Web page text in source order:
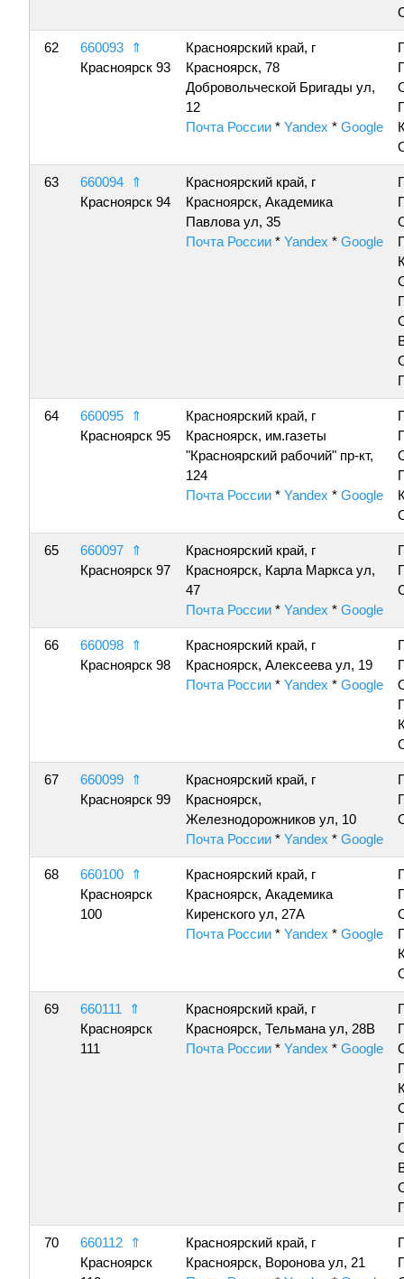
62 660093
⇑
Красноярск 93
Красноярский край, г
Красноярск, 78
Добровольческой Бригады ул,
12
Почта России * Yandex * Google
63 660094
⇑
Красноярск 94
Красноярский край, г
Красноярск, Академика
Павлова ул, 35
Почта России * Yandex * Google
64 660095
⇑
Красноярск 95
Красноярский край, г
Красноярск, им.газеты
"Красноярский рабочий" пр-кт,
124
Почта России * Yandex * Google
65 660097
⇑
Красноярск 97
Красноярский край, г
Красноярск, Карла Маркса ул,
47
Почта России * Yandex * Google
66 660098
⇑
Красноярск 98
Красноярский край, г
Красноярск, Алексеева ул, 19
Почта России * Yandex * Google
67 660099
⇑
Красноярск 99
Красноярский край, г
Красноярск,
Железнодорожников ул, 10
Почта России * Yandex * Google
68 660100
⇑
Красноярск
100
Красноярский край, г
Красноярск, Академика
Киренского ул, 27А
Почта России * Yandex * Google
69 660111
⇑
Красноярск
111
Красноярский край, г
Красноярск, Тельмана ул, 28В
Почта России * Yandex * Google
70 660112
⇑
Красноярск
Красноярский край, г
Красноярск, Воронова ул, 21